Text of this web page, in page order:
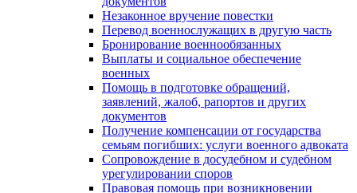
Незаконное вручение повестки
Перевод военнослужащих в другую часть
Бронирование военнообязанных
Выплаты и социальное обеспечение
военных
Помощь в подготовке обращений,
заявлений, жалоб, рапортов и других
документов
Получение компенсации от государства
семьям погибших: услуги военного адвоката
Сопровождение в досудебном и судебном
урегулировании споров
Правовая помощь при возникновении